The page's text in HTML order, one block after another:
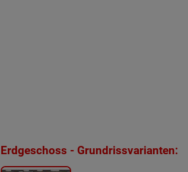
Erdgeschoss - Grundrissvarianten: